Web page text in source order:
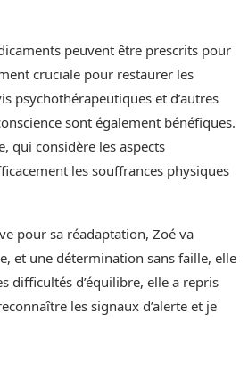
peuvent être prescrits pour
cruciale pour restaurer les
psychothérapeutiques et d’autres
sont également bénéfiques.
qui considère les aspects
les souffrances physiques
pour sa réadaptation, Zoé va
et une détermination sans faille, elle
difficultés d’équilibre, elle a repris
les signaux d’alerte et je